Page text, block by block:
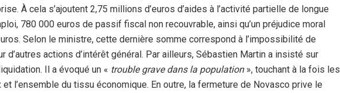
À cela s’ajoutent 2,75 millions d’euros d’aides à l’activité partielle de longue
780 000 euros de passif fiscal non recouvrable, ainsi qu’un préjudice moral
Selon le ministre, cette dernière somme correspond à l’impossibilité de
d’autres actions d’intérêt général. Par ailleurs, Sébastien Martin a insisté sur
Il a évoqué un « trouble grave dans la population», touchant à la fois les
l’ensemble du tissu économique. En outre, la fermeture de Novasco prive le